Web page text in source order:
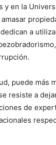
y en la
a
puede más
resiste a
de